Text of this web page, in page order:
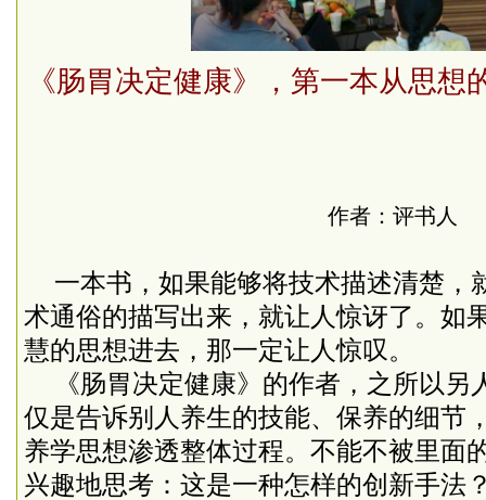
《肠胃决定健康》，第一本从思想
作者：评书人
一本书，如果能够将技术描述清楚，
术通俗的描写出来，就让人惊讶了。如
慧的思想进去，那一定让人惊叹。
《肠胃决定健康》的作者，之所以
仅是告诉别人养生的技能、保养的细节
养学思想渗透整体过程。不能不被里面
兴趣地思考：这是一种怎样的创新手法